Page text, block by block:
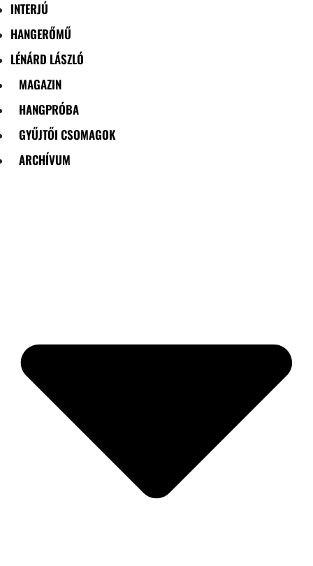
INTERJÚ
HANGERŐMŰ
LÉNÁRD LÁSZLÓ
MAGAZIN
HANGPRÓBA
GYŰJTŐI CSOMAGOK
ARCHÍVUM